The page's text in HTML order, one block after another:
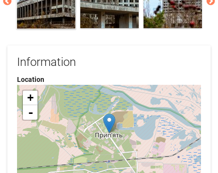
Information
Location
+
-